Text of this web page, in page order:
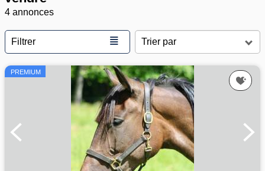
4 annonces
Filtrer ≣
PREMIUM